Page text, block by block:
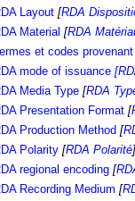
Layout [RDA
Material [RDA
et codes
mode of issuance
Media Type [RDA
Presentation Format [
Production Method [
Polarity [RDA Polarité]
regional encoding [
Recording Medium [